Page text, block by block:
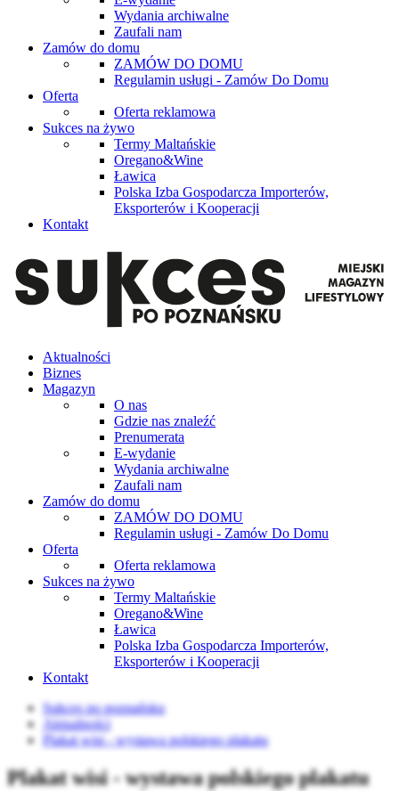
Wydania archiwalne
Zaufali nam
Zamów do domu
ZAMÓW DO DOMU
Regulamin usługi - Zamów Do Domu
Oferta
Oferta reklamowa
Sukces na żywo
Termy Maltańskie
Oregano&Wine
Ławica
Polska Izba Gospodarcza Importerów,
Eksporterów i Kooperacji
Kontakt
Aktualności
Biznes
Magazyn
O nas
Gdzie nas znaleźć
Prenumerata
E-wydanie
Wydania archiwalne
Zaufali nam
Zamów do domu
ZAMÓW DO DOMU
Regulamin usługi - Zamów Do Domu
Oferta
Oferta reklamowa
Sukces na żywo
Termy Maltańskie
Oregano&Wine
Ławica
Polska Izba Gospodarcza Importerów,
Eksporterów i Kooperacji
Kontakt
Sukces po poznańsku
Aktualności
Plakat wisi - wystawa polskiego plakatu
Plakat wisi - wystawa polskiego plakatu